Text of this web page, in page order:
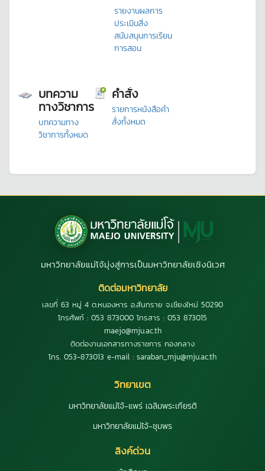
รายงานผลการ
ประเมินสิ่ง
สนับสนุนการเรียน
การสอน
บทความ
ทางวิชาการ
บทความทาง
วิชาการทั้งหมด
คำสั่ง
รายการหนังสือคำ
สั่งทั้งหมด
มหาวิทยาลัยแม่โจ้มุ่งสู่การเป็นมหาวิทยาลัยเชิงนิเวศ
ติดต่อมหาวิทยาลัย
เลขที่ 63 หมู่ 4 ต.หนองหาร อ.สันทราย จ.เชียงใหม่ 50290
โทรศัพท์ : 053 873000 โทรสาร : 053 873015
maejo@mju.ac.th
ติดต่องานเอกสารทางราชการ กองกลาง
โทร. 053-873013 e-mail : saraban_mju@mju.ac.th
วิทยาเขต
มหาวิทยาลัยแม่โจ้-แพร่ เฉลิมพระเกียรติ
มหาวิทยาลัยแม่โจ้-ชุมพร
ลิงค์ด่วน